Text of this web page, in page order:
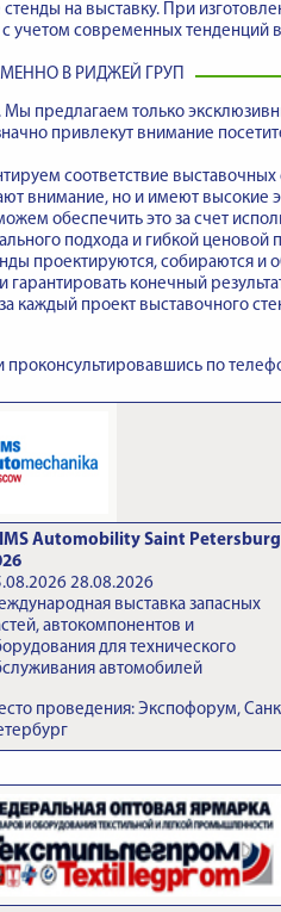
на выставку. При
учетом современных тенденций
В РИДЖЕЙ ГРУП
. Мы предлагаем только
привлекут внимание
соответствие
внимание, но и имеют высокие
обеспечить это за счет
подхода и гибкой ценовой
проектируются, собираются и
конечный
каждый проект выставочного
проконсультировавшись по
Automobility Saint
28.08.2026
выставка запасных
автокомпонентов и
для технического
автомобилей
проведения: Экспофорум,